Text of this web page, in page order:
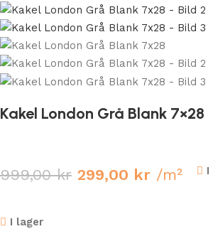
Kakel London Grå Blank 7×28
999,00kr 299,00 kr /m² I
I lager